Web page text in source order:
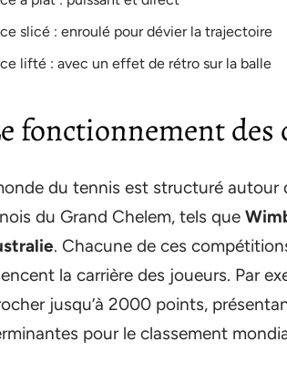
slicé : enroulé pour dévier la trajectoire
lifté : avec un effet de rétro sur la balle
fonctionnement
du tennis est structuré
du Grand Chelem, tels que
. Chacune de ces
la carrière des joueurs. Par
jusqu’à 2000 points,
pour le classement